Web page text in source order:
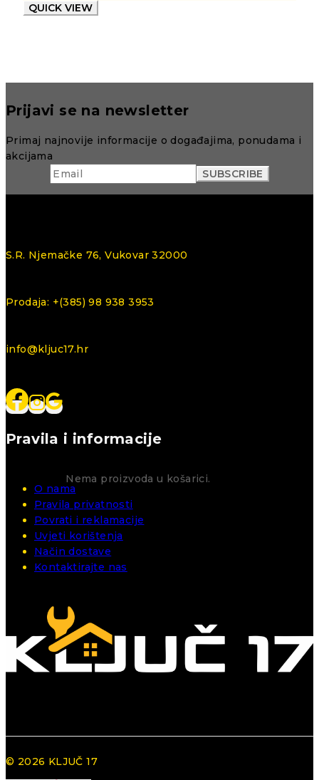
QUICK VIEW
Prijavi se na newsletter
Primaj najnovije informacije o događajima, ponudama i
akcijama
S.R. Njemačke 76, Vukovar 32000
Prodaja: +(385) 98 938 3953
info@kljuc17.hr
Pravila i informacije
O nama
Pravila privatnosti
Povrati i reklamacije
Uvjeti korištenja
Način dostave
Kontaktirajte nas
© 2026 KLJUČ 17
Nema proizvoda u košarici.